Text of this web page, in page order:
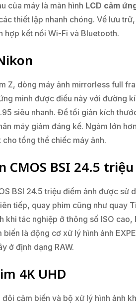
của máy là màn hình LCD cảm
thiết lập nhanh chóng. Về lưu
hợp kết nối Wi-Fi và Bluetooth.
Z, dòng máy ảnh mirrorless full
minh được điều này với đường
siêu nhanh. Để tối giản kích
máy giảm đáng kể. Ngàm lớn
cho tổng thể chiếc máy ảnh.
CMOS BSI 24.5
BSI 24.5 triệu điểm ảnh được
tiếp, quay phim cũng như quay
khi tác nghiệp ở thông số ISO
biến là động cơ xử lý hình ảnh
ở định dạng RAW.
4K UHD
cảm biến và bộ xử lý hình ảnh